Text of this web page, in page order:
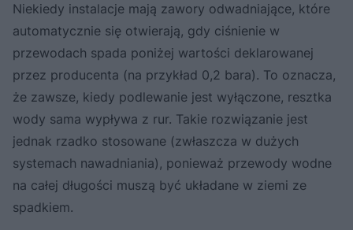
Niekiedy instalacje mają zawory odwadniające, które
automatycznie się otwierają, gdy ciśnienie w
przewodach spada poniżej wartości deklarowanej
przez producenta (na przykład 0,2 bara). To oznacza,
że zawsze, kiedy podlewanie jest wyłączone, resztka
wody sama wypływa z rur. Takie rozwiązanie jest
jednak rzadko stosowane (zwłaszcza w dużych
systemach nawadniania), ponieważ przewody wodne
na całej długości muszą być układane w ziemi ze
spadkiem.